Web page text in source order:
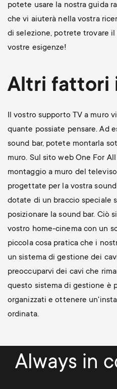
potete usare la nostra guida
che vi aiuterà nella vostra
di selezione, potrete trovare
vostre esigenze!
Altri fattori
Il vostro supporto TV a muro
quante possiate pensare. Ad
sound bar, potete montarla
muro. Sul sito web One For
montaggio a muro del
progettate per la vostra
dotate di un braccio speciale
posizionare la sound bar. Ciò
vostro home-cinema con un
piccola cosa pratica che i
un sistema di gestione dei
preoccuparvi dei cavi che
questo sistema di gestione è
organizzati e ottenere
ordinata.
Always in